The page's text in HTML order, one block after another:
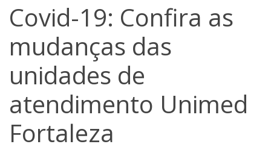
Covid-19: Confira as
mudanças das
unidades de
atendimento Unimed
Fortaleza